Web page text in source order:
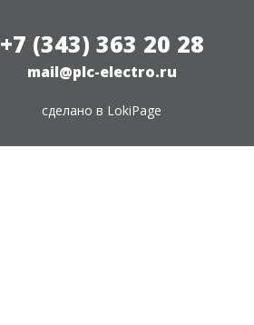
+7 (343) 363 20 28
mail@plc-electro.ru
сделано в LokiPage